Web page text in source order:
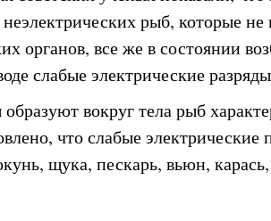
рыб, которые
органов, все же в состоянии
слабые электрические
вокруг тела рыб
что слабые электрические
щука, пескарь, вьюн,